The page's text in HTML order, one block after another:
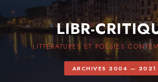
LIBR-
LITTÉRATURES ET POÉSIES
ARCHIVES 2004 — 2021